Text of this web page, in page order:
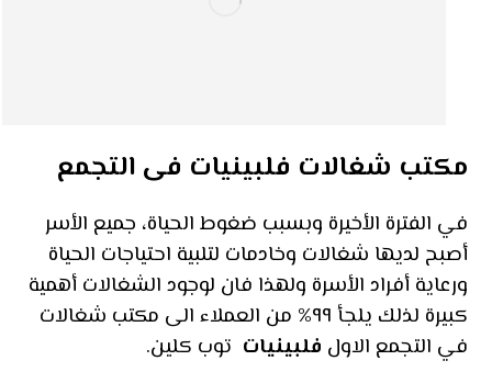
مكتب شغالات فلبينيات فى التجمع
في الفترة الأخيرة وبسبب ضغوط الحياة، جميع الأسر
أصبح لديها شغالات وخادمات لتلبية احتياجات الحياة
ورعاية أفراد الأسرة ولهذا فان لوجود الشغالات أهمية
كبيرة لذلك يلجأ ٩٩% من العملاء الى مكتب شغالات
في التجمع الاول فلبينيات توب كلين.